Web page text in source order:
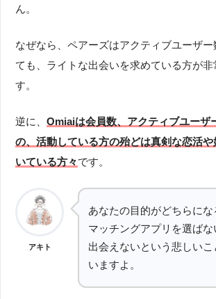
ん。
なぜなら、ペアーズはアクティブユーザー
ても、ライトな出会いを求めている方が
す。
逆に、Omiaiは会員数、アクティブユーザ
の、活動している方の殆どは真剣な恋活
いている方々です。
アキト
あなたの目的がどちらにな
マッチングアプリを選ばな
出会えないという悲しいこ
いますよ。